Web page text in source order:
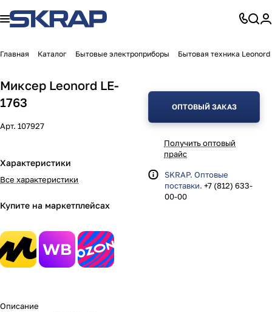
Главная Каталог Бытовые электроприборы Бытовая техника Leonord
Миксер Leonord LE-
1763
Арт. 107927
Характеристики
Все характеристики
Купите на маркетплейсах
ОПТОВЫЙ ЗАКАЗ
Получить оптовый
прайс
SKRAP. Оптовые
поставки. +7 (812) 633-
00-00
Описание